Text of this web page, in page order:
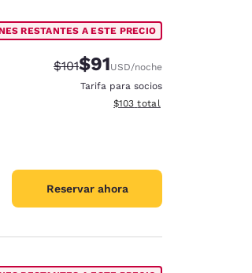
RESTANTES A ESTE PRECIO
Precio tachado:
$101Precio con descuento:
$91USD/noche
Tarifa para socios
Ver detalles del total
$103 total
Reservar ahora